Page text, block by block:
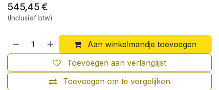
545,45 €
(Inclusief btw)
Aan winkelmandje toevoegen
Toevoegen om te vergelijken
Toevoegen aan verlanglijst